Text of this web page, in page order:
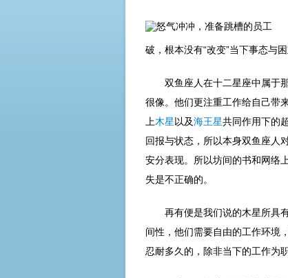
破，根本没有“改变”当下事态与
双鱼座人在十二星座中属于
很像。他们更注重工作给自己带
上木星以及海王星共同作用下的
回报与状态，所以本身双鱼座人
安分表现。所以坊间的书和网络
失是不正确的。
再有便是我们说的木星所具
间性，他们需要自由的工作环境
忍耐多久的，除非当下的工作为